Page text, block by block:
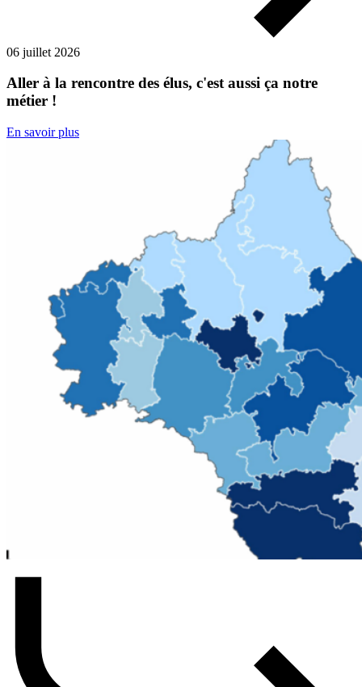
06 juillet 2026
Aller à la rencontre des élus, c'est aussi ça notre
métier !
En savoir plus